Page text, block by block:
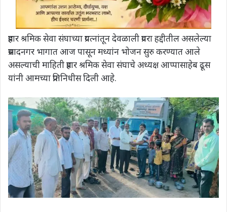
प्रहार श्रमिक सेवा संघाच्या प्रयत्नांतून देवळाली प्रवरा हद्दीतील असलेल्या
प्रसादनगर भागात आज पासून मध्यांन भोजन सुरु करण्यात आले
असल्याची माहिती प्रहार श्रमिक सेवा संघाचे अध्यक्ष आप्पासाहेब ढूस
यांनी आमच्या प्रतिनिधीस दिली आहे.